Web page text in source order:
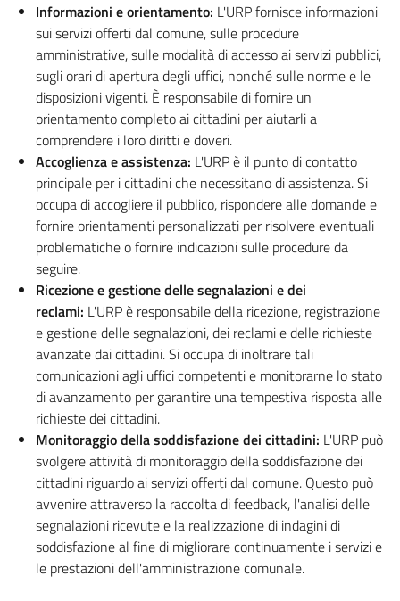
Informazioni e orientamento: L'URP fornisce informazioni
sui servizi offerti dal comune, sulle procedure
amministrative, sulle modalità di accesso ai servizi pubblici,
sugli orari di apertura degli uffici, nonché sulle norme e le
disposizioni vigenti. È responsabile di fornire un
orientamento completo ai cittadini per aiutarli a
comprendere i loro diritti e doveri.
Accoglienza e assistenza: L'URP è il punto di contatto
principale per i cittadini che necessitano di assistenza. Si
occupa di accogliere il pubblico, rispondere alle domande e
fornire orientamenti personalizzati per risolvere eventuali
problematiche o fornire indicazioni sulle procedure da
seguire.
Ricezione e gestione delle segnalazioni e dei
reclami: L'URP è responsabile della ricezione, registrazione
e gestione delle segnalazioni, dei reclami e delle richieste
avanzate dai cittadini. Si occupa di inoltrare tali
comunicazioni agli uffici competenti e monitorarne lo stato
di avanzamento per garantire una tempestiva risposta alle
richieste dei cittadini.
Monitoraggio della soddisfazione dei cittadini: L'URP può
svolgere attività di monitoraggio della soddisfazione dei
cittadini riguardo ai servizi offerti dal comune. Questo può
avvenire attraverso la raccolta di feedback, l'analisi delle
segnalazioni ricevute e la realizzazione di indagini di
soddisfazione al fine di migliorare continuamente i servizi e
le prestazioni dell'amministrazione comunale.